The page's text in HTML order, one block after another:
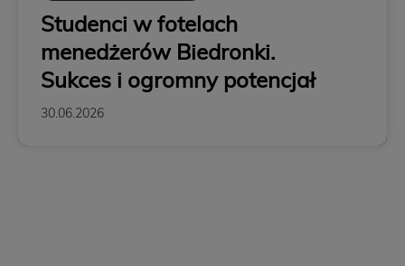
Studenci w fotelach
menedżerów Biedronki.
Sukces i ogromny potencjał
30.06.2026